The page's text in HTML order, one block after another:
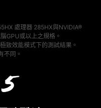
處理器 285HX與NVIDIA®
GPU或以上之規格。
致效能模式下的測試結果。
不同。